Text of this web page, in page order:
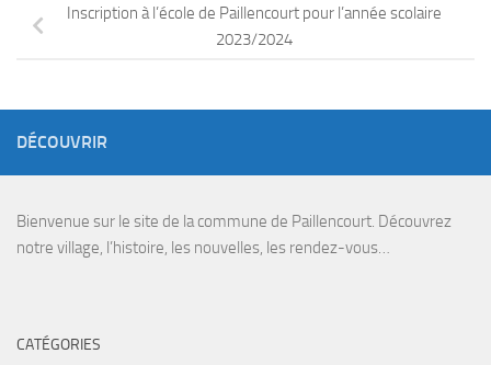
Inscription à l’école de Paillencourt pour l’année scolaire
2023/2024
DÉCOUVRIR
Bienvenue sur le site de la commune de Paillencourt. Découvrez
notre village, l’histoire, les nouvelles, les rendez-vous…
CATÉGORIES